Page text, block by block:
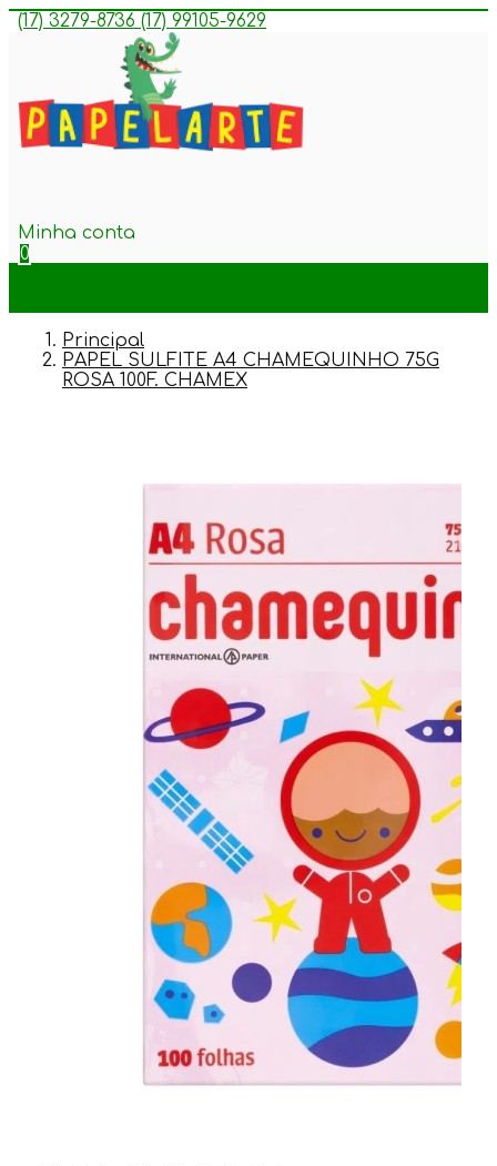
(17) 3279-8736 (17) 99105-9629
Minha conta
0
Principal
PAPEL SULFITE A4 CHAMEQUINHO 75G
ROSA 100F. CHAMEX